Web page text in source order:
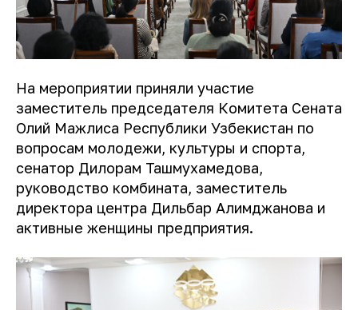
На мероприятии приняли участие
заместитель председателя Комитета Сената
Олий Мажлиса Республики Узбекистан по
вопросам молодежи, культуры и спорта,
сенатор Дилорам Ташмухамедова,
руководство комбината, заместитель
директора центра Дильбар Алимджанова и
активные женщины предприятия.